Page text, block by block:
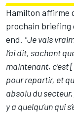
Hamilton affirme
prochain briefing
end. "Je vais
l’ai dit, sachant
maintenant, c’est
pour repartir, et
absolu du
y a quelqu’un qui